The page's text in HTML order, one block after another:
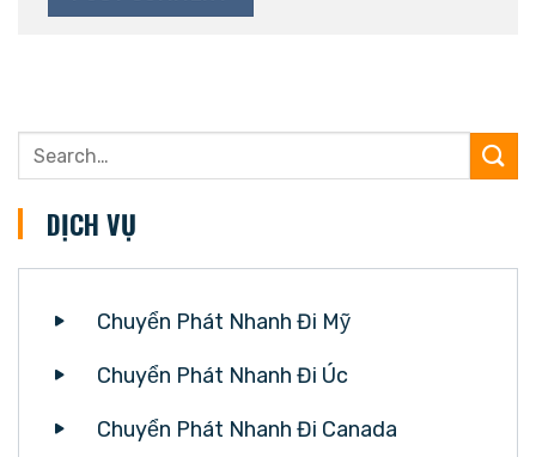
DỊCH VỤ
Chuyển Phát Nhanh Đi Mỹ
Chuyển Phát Nhanh Đi Úc
Chuyển Phát Nhanh Đi Canada